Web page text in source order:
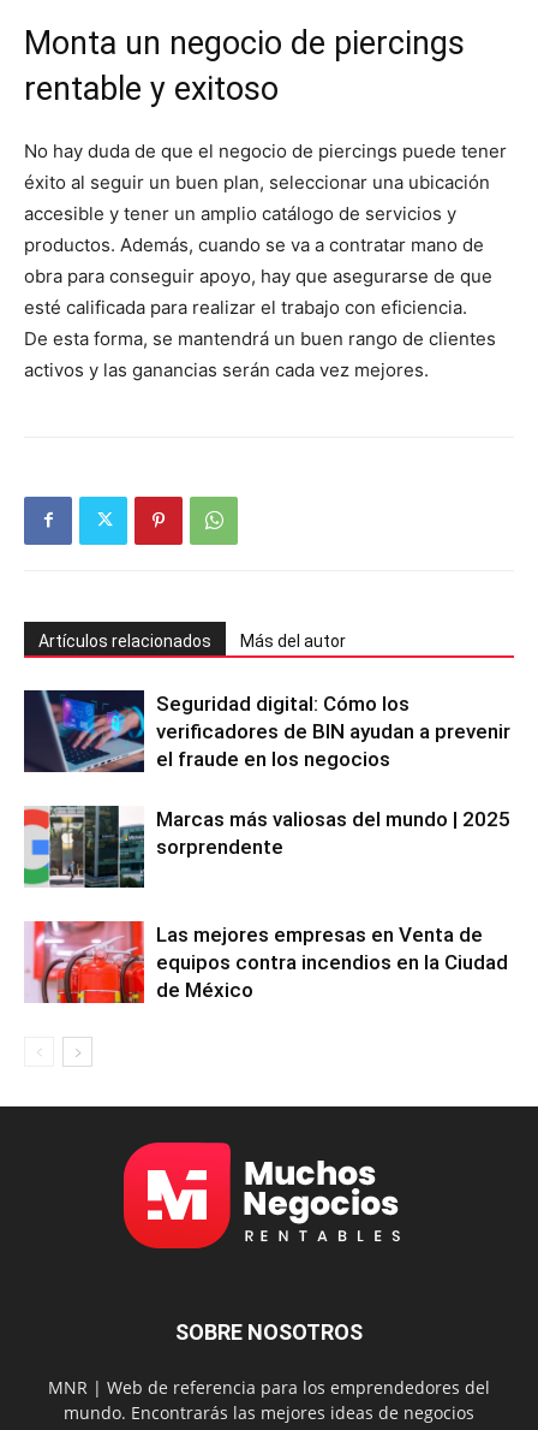
Monta un negocio de piercings
rentable y exitoso
No hay duda de que el negocio de piercings puede tener
éxito al seguir un buen plan, seleccionar una ubicación
accesible y tener un amplio catálogo de servicios y
productos. Además, cuando se va a contratar mano de
obra para conseguir apoyo, hay que asegurarse de que
esté calificada para realizar el trabajo con eficiencia.
De esta forma, se mantendrá un buen rango de clientes
activos y las ganancias serán cada vez mejores.
Artículos relacionados Más del autor
Seguridad digital: Cómo los
verificadores de BIN ayudan a prevenir
el fraude en los negocios
Marcas más valiosas del mundo | 2025
sorprendente
Las mejores empresas en Venta de
equipos contra incendios en la Ciudad
de México
SOBRE NOSOTROS
MNR | Web de referencia para los emprendedores del
mundo. Encontrarás las mejores ideas de negocios